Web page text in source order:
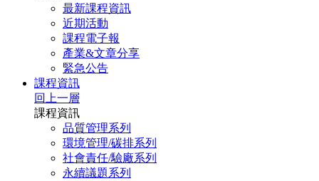
最新課程資訊
近期活動
課程電子報
產業&文章分享
緊急公告
課程資訊
回上一層
課程資訊
品質管理系列
環境管理/碳排系列
社會責任/驗廠系列
永續議題系列